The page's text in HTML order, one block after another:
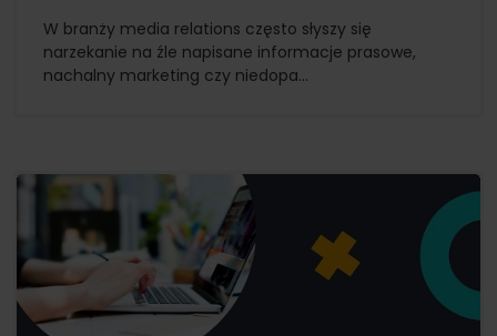
W branży media relations często słyszy się
narzekanie na źle napisane informacje prasowe,
nachalny marketing czy niedopa...